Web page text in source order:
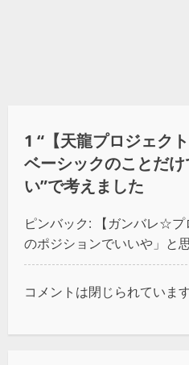
1 “ 【天龍プロジェク
ベーシックのことだ
い”で考えました
ピンバック:
【ガンバレ☆
のポジションでいいや」と
コメントは閉じられています